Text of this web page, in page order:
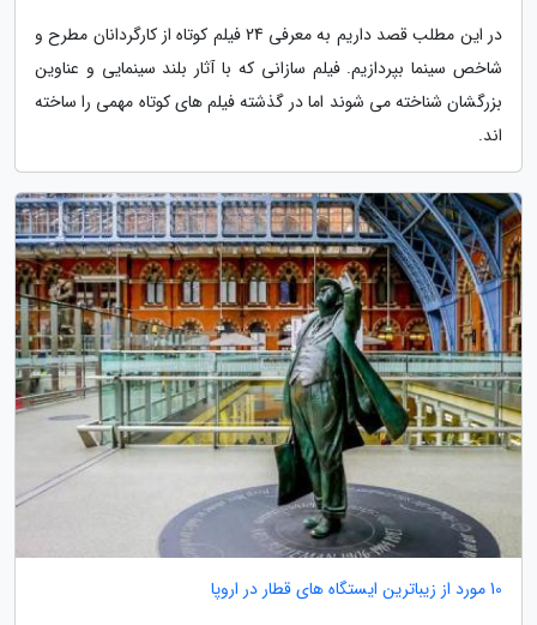
در این مطلب قصد داریم به معرفی 24 فیلم کوتاه از کارگردانان مطرح و
شاخص سینما بپردازیم. فیلم سازانی که با آثار بلند سینمایی و عناوین
بزرگشان شناخته می شوند اما در گذشته فیلم های کوتاه مهمی را ساخته
اند.
10 مورد از زیباترین ایستگاه های قطار در اروپا